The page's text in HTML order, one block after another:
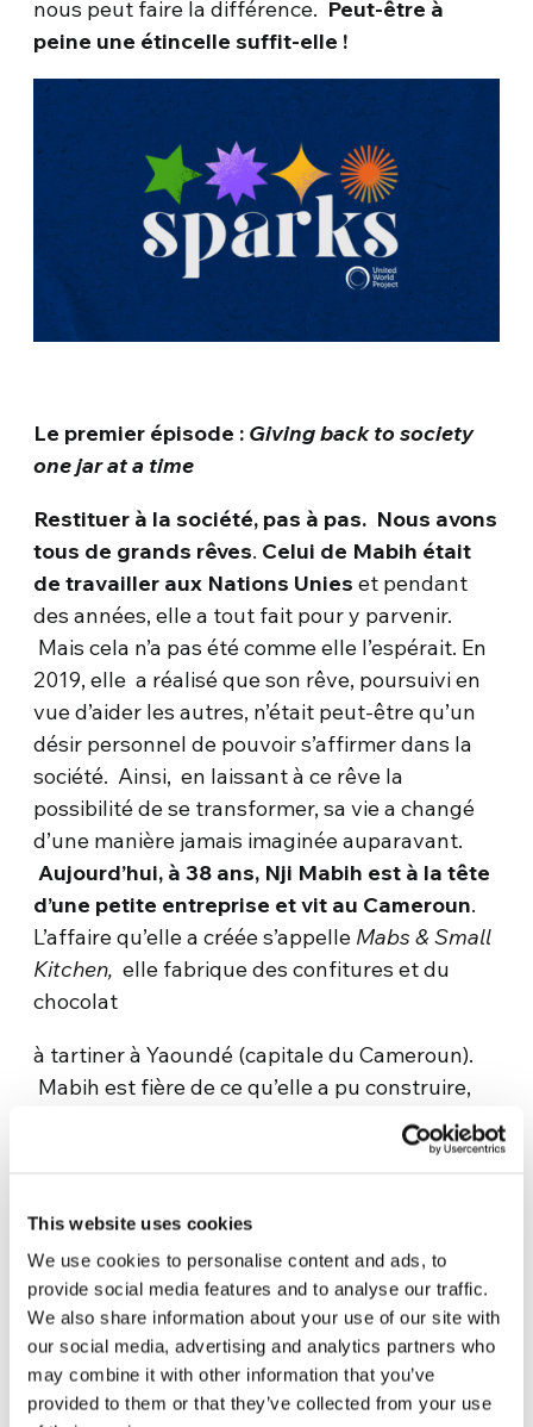
This website uses cookies
We use cookies to personalise content and ads, to
provide social media features and to analyse our traffic.
We also share information about your use of our site with
our social media, advertising and analytics partners who
may combine it with other information that you’ve
provided to them or that they’ve collected from your use
nous peut faire la différence. Peut-être à
peine une étincelle suffit-elle !
Le premier épisode : Giving back to society
one jar at a time
Restituer à la société, pas à pas. Nous avons
tous de grands rêves. Celui de Mabih était
de travailler aux Nations Unies et pendant
des années, elle a tout fait pour y parvenir.
Mais cela n’a pas été comme elle l’espérait. En
2019, elle a réalisé que son rêve, poursuivi en
vue d’aider les autres, n’était peut-être qu’un
désir personnel de pouvoir s’affirmer dans la
société. Ainsi, en laissant à ce rêve la
possibilité de se transformer, sa vie a changé
d’une manière jamais imaginée auparavant.
Aujourd’hui, à 38 ans, Nji Mabih est à la tête
d’une petite entreprise et vit au Cameroun.
L’affaire qu’elle a créée s’appelle Mabs & Small
Kitchen, elle fabrique des confitures et du
chocolat
à tartiner à Yaoundé (capitale du Cameroun).
Mabih est fière de ce qu’elle a pu construire,
étape par étape, travaillant avec un profond
respect de ses clients et de ses employés.
quelque chose de complètement nouveau,
Mabih est convaincue que, malgré tout, elle a
fait le bon choix, en ouvrant une entreprise qui
apporte aujourd’hui une contribution
appréciable à la société dans laquelle elle vit,
grâce à son travail et à celui de ses
collaboratrices et collaborateurs. Mais nous